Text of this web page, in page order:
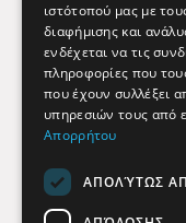
ιστότοπού μας με
διαφήμισης και
ενδέχεται να τις
πληροφορίες που
που έχουν συλλέξει
υπηρεσιών τους από
Απορρήτου
ΑΠΟΛΎΤΩΣ